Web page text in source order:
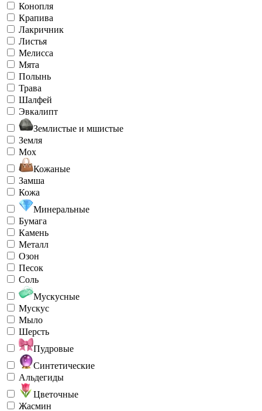
Конопля
Крапива
Лакричник
Листья
Мелисса
Мята
Полынь
Трава
Шалфей
Эвкалипт
Землистые и мшистые
Земля
Мох
Кожаные
Замша
Кожа
Минеральные
Бумага
Камень
Металл
Озон
Песок
Соль
Мускусные
Мускус
Мыло
Шерсть
Пудровые
Синтетические
Альдегиды
Цветочные
Жасмин